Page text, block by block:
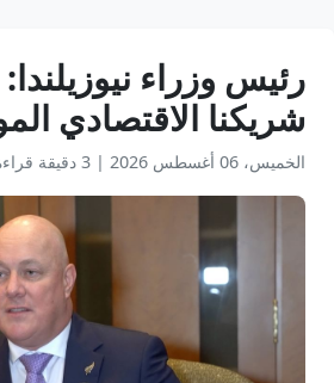
رئيس وزراء
شريكنا الاقتصادي
الخميس، 06 أغسطس 2026 | 3 دقيقة قراءة